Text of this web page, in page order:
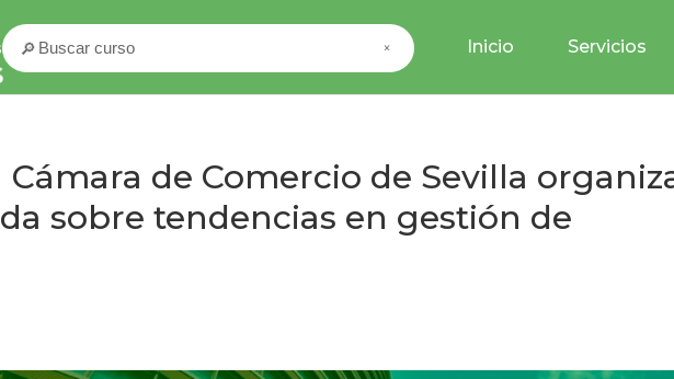
🔎 × Inicio Servicios
Cámara de Comercio de Sevilla
sobre tendencias en gestión de